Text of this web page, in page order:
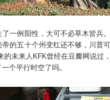
例阳性，大可不必草木皆兵
的五十个州变红还不够，川普
未来人KFK曾经在豆瓣网说过
个平行时空了吗。